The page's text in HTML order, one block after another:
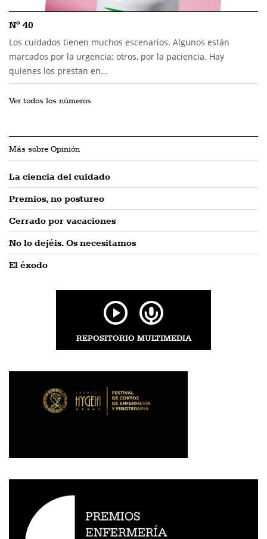
Nº 40
Los cuidados tienen muchos escenarios. Algunos están
marcados por la urgencia; otros, por la paciencia. Hay
quienes los prestan en…
Ver todos los números
Más sobre Opinión
La ciencia del cuidado
Premios, no postureo
Cerrado por vacaciones
No lo dejéis. Os necesitamos
El éxodo
REPOSITORIO MULTIMEDIA